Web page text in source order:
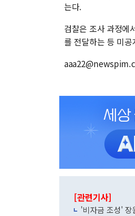
는다.
검찰은 조사 과정에
를 전달하는 등 미
[관련기사]
'비자금 조성' 장